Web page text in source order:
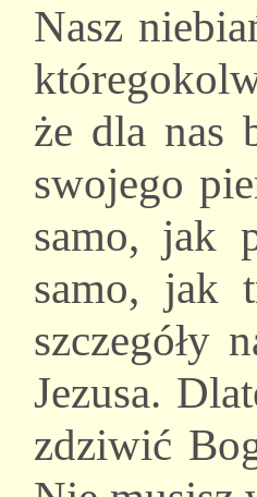
Nasz
że dla nas
swojego
samo, jak
samo, jak
szczegóły
Jezusa.
zdziwić